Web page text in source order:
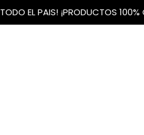
EL PAIS! ¡PRODUCTOS